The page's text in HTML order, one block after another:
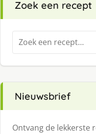
Zoek een recept
Zoeken
naar:
Nieuwsbrief
Ontvang de lekkerste